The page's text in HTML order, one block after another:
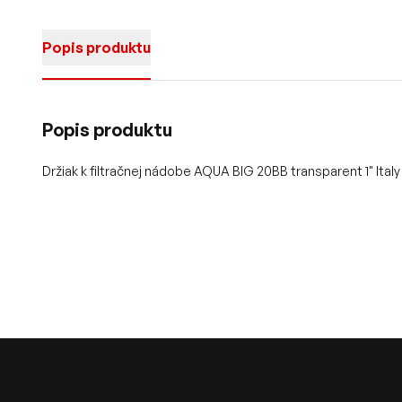
Popis produktu
Popis produktu
Držiak k filtračnej nádobe AQUA BIG 20BB transparent 1" Italy